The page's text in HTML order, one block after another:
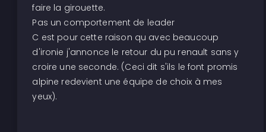
faire la girouette.
Pas un comportement de leader
C est pour cette raison qu avec beaucoup
d'ironie j'annonce le retour du pu renault sans y
croire une seconde. (Ceci dit s'ils le font promis
alpine redevient une équipe de choix à mes
yeux).